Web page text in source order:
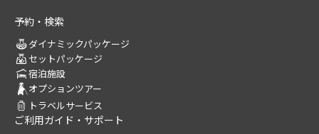
予約・検索
ダイナミックパッケージ
セットパッケージ
宿泊施設
オプションツアー
トラベルサービス
ご利用ガイド・サポート